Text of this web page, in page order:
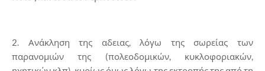
2. Ανάκληση της αδειας, λόγω της σωρείας των
παρανομιών της (πολεοδομικών, κυκλοφοριακών,